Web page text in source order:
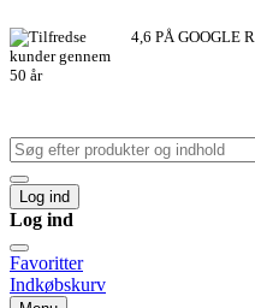
4,6 PÅ GOOGLE
Log ind
Log ind
Favoritter
Indkøbskurv